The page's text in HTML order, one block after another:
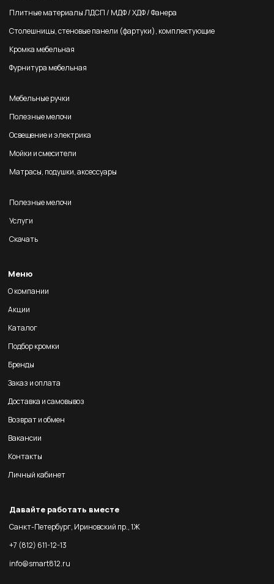
Плитные материалы ЛДСП / МДФ / ХДФ / Фанера
Столешницы, стеновые панели (фартуки), комплектующие
Кромка мебельная
Фурнитура мебельная
Мебельные ручки
Полезные мелочи
Освещение и электрика
Мойки и смесители
Матрасы, подушки, аксессуары
Полезные мелочи
Услуги
Скачать
Меню
О компании
Акции
Каталог
Подбор кромки
Бренды
Заказ и оплата
Доставка и самовывоз
Возврат и обмен
Вакансии
Контакты
Личный кабинет
Давайте работать вместе
Санкт-Петербург, Ириновский пр., 1Ж
+7 (812) 611-12-13
info@smart812.ru